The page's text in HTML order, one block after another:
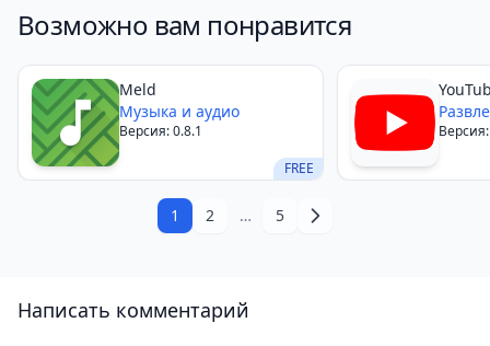
отличное решение для тех, кто делает офлайн-
видеофрагментами.
Возможно вам понравится
FREE
Meld
Музыка и аудио
Версия: 0.8.1
1 2 … 5
Написать комментарий